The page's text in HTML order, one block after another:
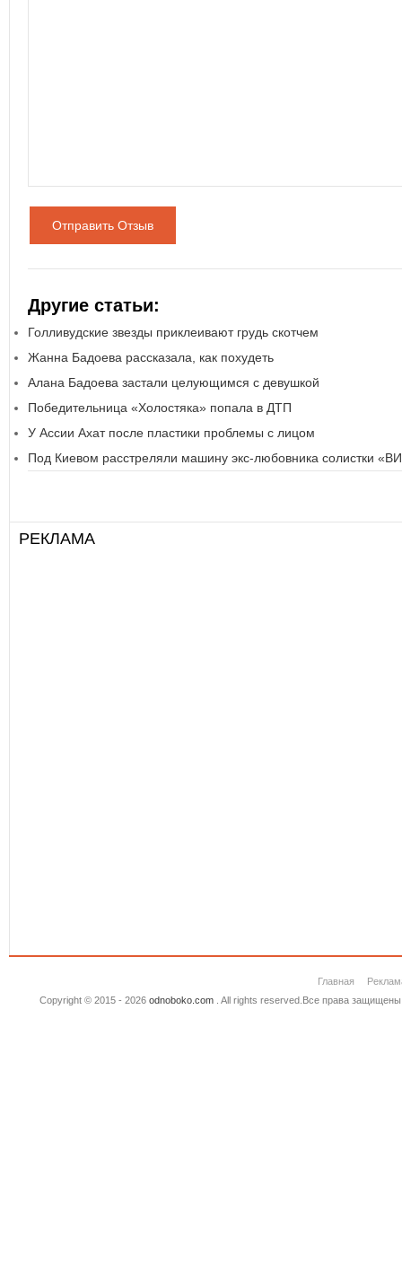
Отправить Отзыв
Другие статьи:
Голливудские звезды приклеивают грудь скотчем
Жанна Бадоева рассказала, как похудеть
Алана Бадоева застали целующимся с девушкой
Победительница «Холостяка» попала в ДТП
У Ассии Ахат после пластики проблемы с лицом
Под Киевом расстреляли машину экс-любовника солистки
РЕКЛАМА
Главная
Copyright © 2015 - 2026 odnoboko.com. All rights reserved.Все права защищены.